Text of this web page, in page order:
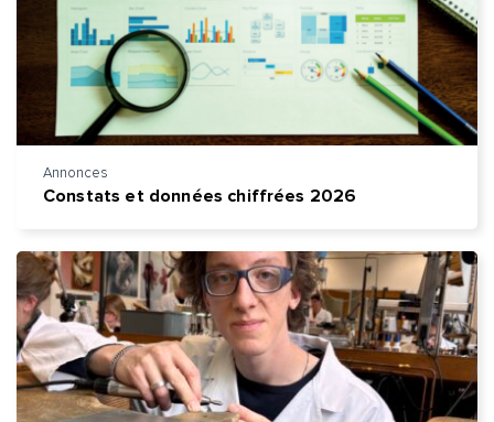
Annonces
Constats et données chiffrées 2026